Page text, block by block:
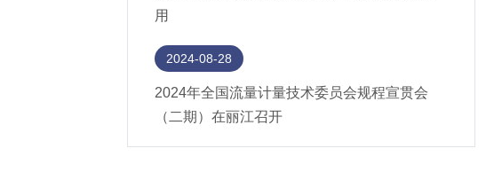
用
2024-08-28
2024年全国流量计量技术委员会规程宣贯会
（二期）在丽江召开